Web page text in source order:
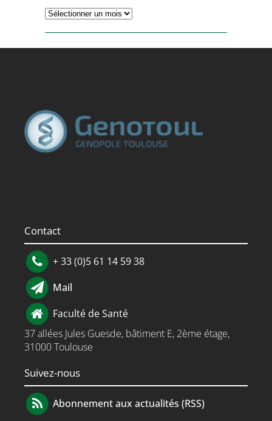
Archives
Contact
+ 33 (0)5 61 14 59 38
Mail
Faculté de Santé
37 allées Jules Guesde, bâtiment E, 2ème étage,
31000 Toulouse
Suivez-nous
Abonnement aux actualités (RSS)